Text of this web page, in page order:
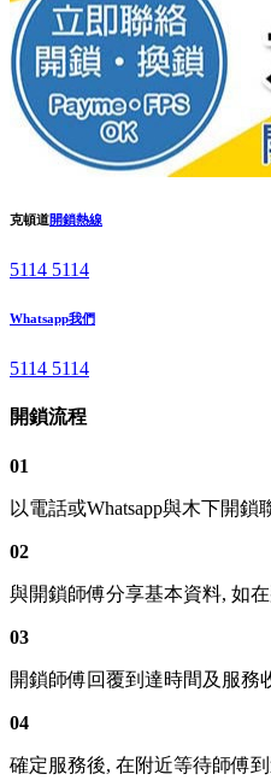
克頓道開鎖熱線
5114 5114
Whatsapp我們
5114 5114
開鎖流程
01
以電話或Whatsapp與木下開鎖
02
與開鎖師傅分享基本資料, 如
03
開鎖師傅回覆到達時間及服務
04
確定服務後, 在附近等待師傅